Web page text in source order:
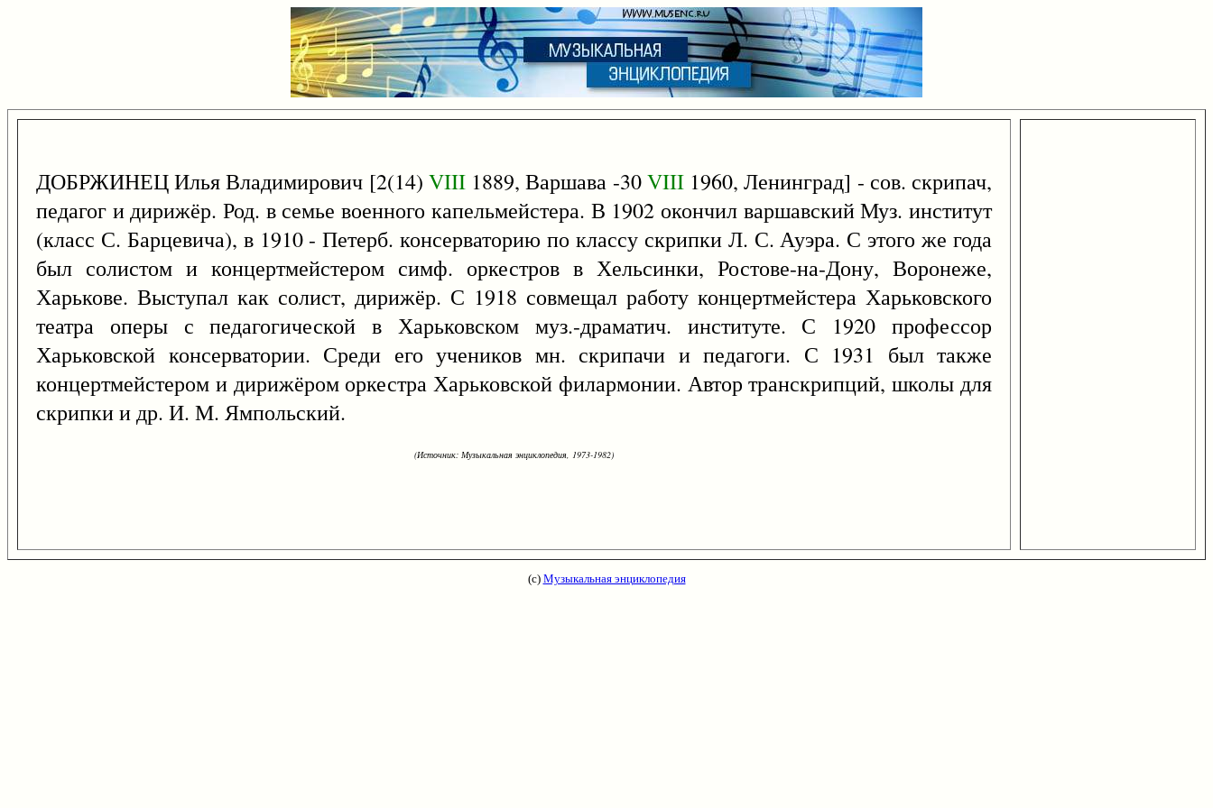
ДОБРЖИНЕЦ Илья Владимирович [2(14) VIII1889, Варшава -30VIII1960, Ленинград] - сов. скрипач,
педагог и дирижёр. Род. в семье военного капельмейстера. В 1902 окончил варшавский Муз. институт
(класс С. Барцевича), в 1910 - Петерб. консерваторию по классу скрипки Л. С. Ауэра. С этого же года
был солистом и концертмейстером симф. оркестров в Хельсинки, Ростове-на-Дону, Воронеже,
Харькове. Выступал как солист, дирижёр. С 1918 совмещал работу концертмейстера Харьковского
театра оперы с педагогической в Харьковском муз.-драматич. институте. С 1920 профессор
Харьковской консерватории. Среди его учеников мн. скрипачи и педагоги. С 1931 был также
концертмейстером и дирижёром оркестра Харьковской филармонии. Автор транскрипций, школы для
скрипки и др. И. М. Ямпольский.
(Источник: Музыкальная энциклопедия, 1973-1982)
(с) Музыкальная энциклопедия